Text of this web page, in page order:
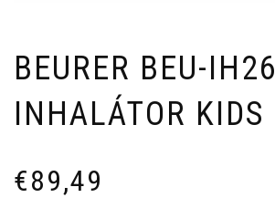
BEURER BEU-IH26
INHALÁTOR KIDS
€89,49